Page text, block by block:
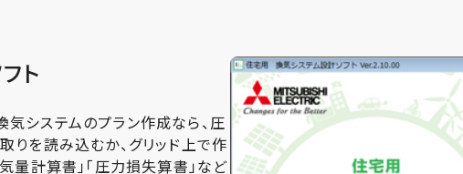
ト
システムのプラン作成なら、圧
りを読み込むか、グリッド上で作
量計算書」「圧力損失算書」など